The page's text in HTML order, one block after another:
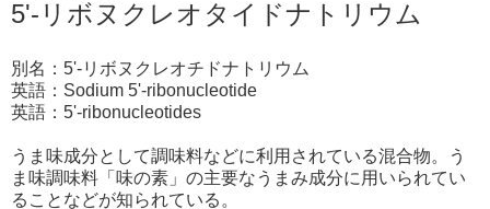
5'-リボヌクレオタイドナトリウム
別名：5'-リボヌクレオチドナトリウム
英語：Sodium 5'-ribonucleotide
英語：5'-ribonucleotides
うま味成分として調味料などに利用されている混合物。う
ま味調味料「味の素」の主要なうまみ成分に用いられてい
ることなどが知られている。